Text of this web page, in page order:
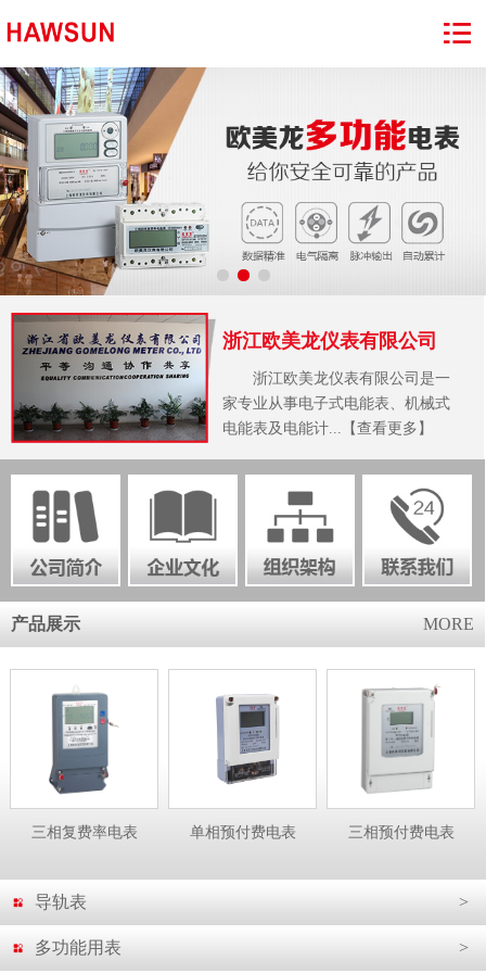
浙江欧美龙仪表有限公司
浙江欧美龙仪表有限公司是一
家专业从事电子式电能表、机械式
电能表及电能计...【查看更多】
产品展示 MORE
三相复费率电表 单相预付费电表 三相预付费电表
导轨表 >
多功能用表 >